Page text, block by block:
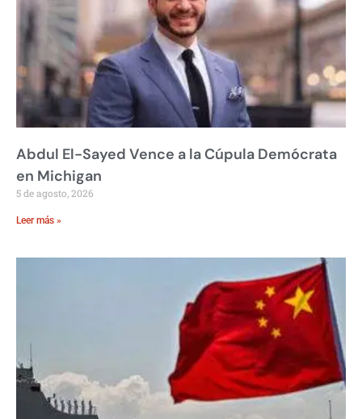
Abdul El-Sayed Vence a la Cúpula Demócrata
en Michigan
5 de agosto, 2026
Leer más »